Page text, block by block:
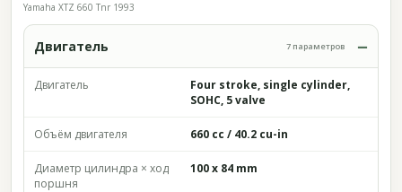
Yamaha XTZ 660 Tnr 1993
Двигатель 7 параметров
Двигатель
Four stroke, single cylinder,
SOHC, 5 valve
Объём двигателя 660 cc / 40.2 cu-in
Диаметр цилиндра × ход
поршня
100 x 84 mm